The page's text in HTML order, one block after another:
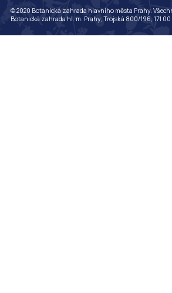
© 2020 Botanická zahrada hlavního města Prahy.
Botanická zahrada hl. m. Prahy, Trojská 800/196, 171 00